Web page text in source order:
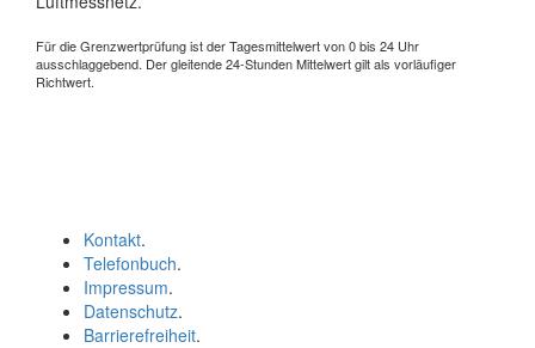
Für die Grenzwertprüfung ist der Tagesmittelwert von 0 bis 24 Uhr
ausschlaggebend. Der gleitende 24-Stunden Mittelwert gilt als vorläufiger
Richtwert.
Kontakt.
Telefonbuch.
Impressum.
Datenschutz.
Barrierefreiheit.